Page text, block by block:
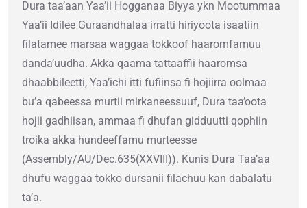
Dura taa’aan Yaa’ii Hogganaa Biyya ykn Mootummaa
Yaa’ii Idilee Guraandhalaa irratti hiriyoota isaatiin
filatamee marsaa waggaa tokkoof haaromfamuu
danda’uudha. Akka qaama tattaaffii haaromsa
dhaabbileetti, Yaa’ichi itti fufiinsa fi hojiirra oolmaa
bu’a qabeessa murtii mirkaneessuuf, Dura taa’oota
hojii gadhiisan, ammaa fi dhufan gidduutti qophiin
troika akka hundeeffamu murteesse
(Assembly/AU/Dec.635(XXVIII)). Kunis Dura Taa’aa
dhufu waggaa tokko dursanii filachuu kan dabalatu
ta’a.